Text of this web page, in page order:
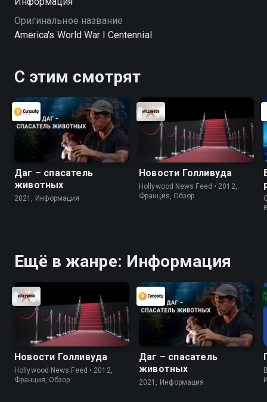
Оригинальное название
America's World War I Centennial
С этим смотрят
Даг – спасатель
животных
2021, Информация
Новости Голливуда
Hollywood News Feed • 2012,
Франция, Обзор
Ещё в жанре: Информация
Новости Голливуда
Hollywood News Feed • 2012,
Франция, Обзор
Даг – спасатель
животных
2021, Информация